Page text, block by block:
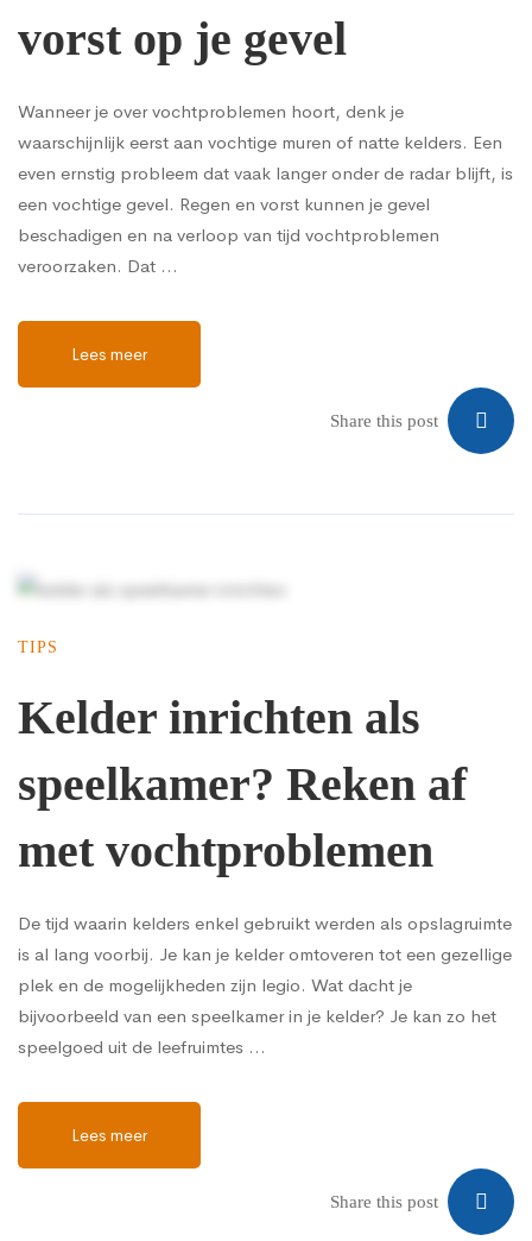
vorst op je gevel
Wanneer je over vochtproblemen hoort, denk je
waarschijnlijk eerst aan vochtige muren of natte kelders. Een
even ernstig probleem dat vaak langer onder de radar blijft, is
een vochtige gevel. Regen en vorst kunnen je gevel
beschadigen en na verloop van tijd vochtproblemen
veroorzaken. Dat …
Lees meer
Share this post
TIPS
Kelder inrichten als
speelkamer? Reken af
met vochtproblemen
De tijd waarin kelders enkel gebruikt werden als opslagruimte
is al lang voorbij. Je kan je kelder omtoveren tot een gezellige
plek en de mogelijkheden zijn legio. Wat dacht je
bijvoorbeeld van een speelkamer in je kelder? Je kan zo het
speelgoed uit de leefruimtes …
Lees meer
Share this post